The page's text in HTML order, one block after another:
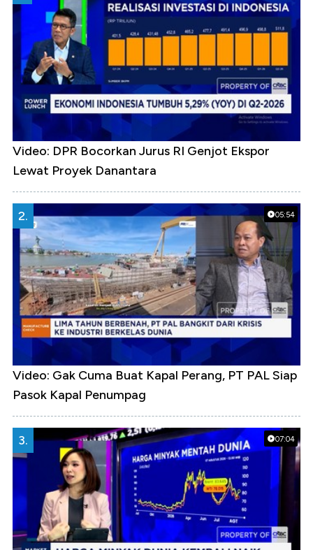
Video: DPR Bocorkan Jurus RI Genjot Ekspor
Lewat Proyek Danantara
05:54
2.
Video: Gak Cuma Buat Kapal Perang, PT PAL Siap
Pasok Kapal Penumpag
07:04
3.